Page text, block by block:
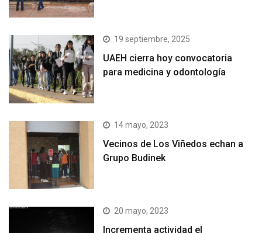
19 septiembre, 2025
UAEH cierra hoy convocatoria
para medicina y odontología
14 mayo, 2023
Vecinos de Los Viñedos echan a
Grupo Budinek
20 mayo, 2023
Incrementa actividad el